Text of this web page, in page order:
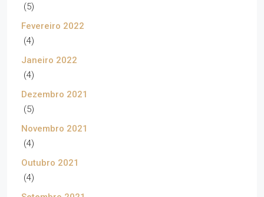
(5)
Fevereiro 2022
(4)
Janeiro 2022
(4)
Dezembro 2021
(5)
Novembro 2021
(4)
Outubro 2021
(4)